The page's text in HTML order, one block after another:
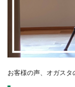
お客様の声、オガスタ